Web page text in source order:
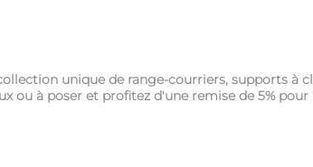
unique de range-courriers, supports à
ou à poser et profitez d'une remise de 5%